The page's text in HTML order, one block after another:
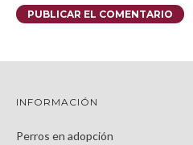
INFORMACIÓN
Perros en adopción